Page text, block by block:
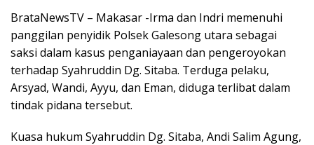
c
e
b
o
o
k
a
t
s
A
p
p
a
r
e
BrataNewsTV – Makasar -Irma dan Indri memenuhi
panggilan penyidik Polsek Galesong utara sebagai
saksi dalam kasus penganiayaan dan pengeroyokan
terhadap Syahruddin Dg. Sitaba. Terduga pelaku,
Arsyad, Wandi, Ayyu, dan Eman, diduga terlibat dalam
tindak pidana tersebut.
Kuasa hukum Syahruddin Dg. Sitaba, Andi Salim Agung,